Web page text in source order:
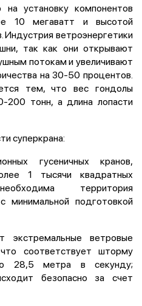
на установку компонентов
10 мегаватт и высотой
ветроэнергетики
так как они открывают
потокам и увеличивают
на 30-50 процентов.
тем, что вес гондолы
200 тонн, а длина лопасти
суперкрана:
гусеничных кранов,
1 тысячи квадратных
территория
подготовкой
экстремальные ветровые
соответствует шторму
28,5 метра в секунду;
безопасно за счет